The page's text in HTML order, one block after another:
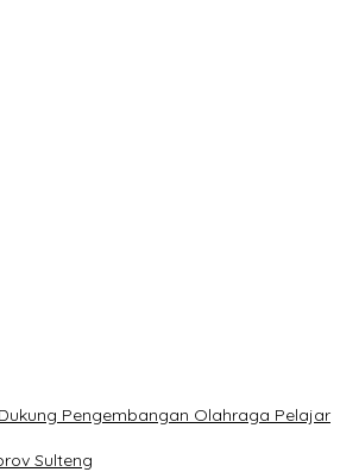
Pengembangan Olahraga Pelajar
Sulteng